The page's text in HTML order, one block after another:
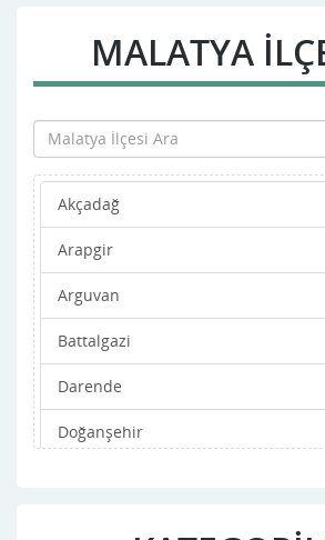
MALATYA
Akçadağ
Arapgir
Arguvan
Battalgazi
Darende
Doğanşehir